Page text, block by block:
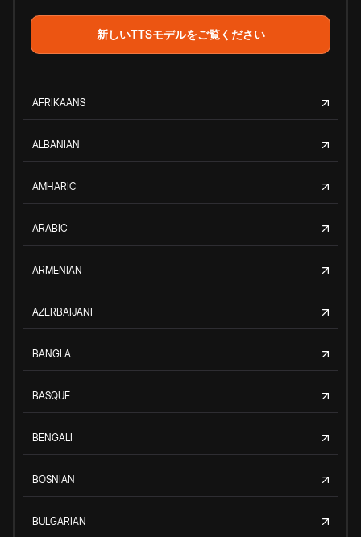
新しいTTSモデルをご覧ください
AFRIKAANS
ALBANIAN
AMHARIC
ARABIC
ARMENIAN
AZERBAIJANI
BANGLA
BASQUE
BENGALI
BOSNIAN
BULGARIAN